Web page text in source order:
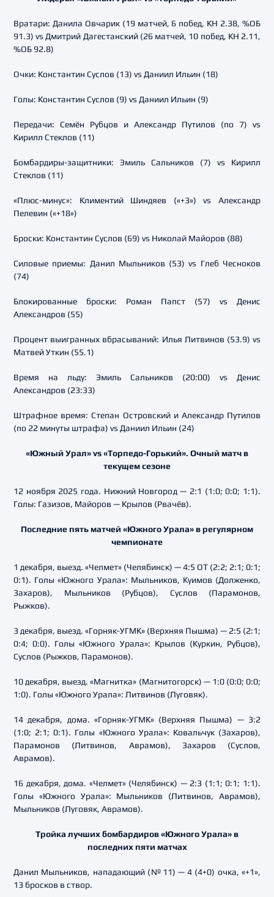
Вратари: Данила Овчарик (19 матчей, 6 побед, КН 2.38, %ОБ
91.3) vs Дмитрий Дагестанский (26 матчей, 10 побед, КН 2.11,
%ОБ 92.8)
Очки: Константин Суслов (13) vs Даниил Ильин (18)
Голы: Константин Суслов (9) vs Даниил Ильин (9)
Передачи: Семён Рубцов и Александр Путилов (по 7) vs
Кирилл Стеклов (11)
Бомбардиры-защитники: Эмиль Сальников (7) vs Кирилл
Стеклов (11)
«Плюс-минус»: Климентий Шиндяев («+3») vs Александр
Пелевин («+18»)
Броски: Константин Суслов (69) vs Николай Майоров (88)
Силовые приемы: Данил Мыльников (53) vs Глеб Чесноков
(74)
Блокированные броски: Роман Папст (57) vs Денис
Александров (55)
Процент выигранных вбрасываний: Илья Литвинов (53.9) vs
Матвей Уткин (55.1)
Время на льду: Эмиль Сальников (20:00) vs Денис
Александров (23:33)
Штрафное время: Степан Островский и Александр Путилов
(по 22 минуты штрафа) vs Даниил Ильин (24)
«Южный Урал» vs «Торпедо-Горький». Очный матч в
текущем сезоне
12 ноября 2025 года. Нижний Новгород — 2:1 (1:0; 0:0; 1:1).
Голы: Газизов, Майоров — Крылов (Рвачёв).
Последние пять матчей «Южного Урала» в регулярном
чемпионате
1 декабря, выезд. «Челмет» (Челябинск) — 4:5 ОТ (2:2; 2:1; 0:1;
0:1). Голы «Южного Урала»: Мыльников, Куимов (Долженко,
Захаров), Мыльников (Рубцов), Суслов (Парамонов,
Рыжков).
3 декабря, выезд. «Горняк-УГМК» (Верхняя Пышма) — 2:5 (2:1;
0:4; 0:0). Голы «Южного Урала»: Крылов (Куркин, Рубцов),
Суслов (Рыжков, Парамонов).
10 декабря, выезд. «Магнитка» (Магнитогорск) — 1:0 (0:0; 0:0;
1:0). Голы «Южного Урала»: Литвинов (Луговяк).
14 декабря, дома. «Горняк-УГМК» (Верхняя Пышма) — 3:2
(1:0; 2:1; 0:1). Голы «Южного Урала»: Ковальчук (Захаров),
Парамонов (Литвинов, Аврамов), Захаров (Суслов,
Аврамов).
16 декабря, дома. «Челмет» (Челябинск) — 2:3 (1:1; 0:1; 1:1).
Голы «Южного Урала»: Мыльников (Литвинов, Аврамов),
Мыльников (Луговяк, Аврамов).
Тройка лучших бомбардиров «Южного Урала» в
последних пяти матчах
Данил Мыльников, нападающий (№11) — 4 (4+0) очка, «+1»,
13 бросков в створ.